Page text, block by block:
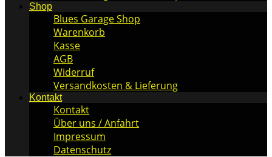
Shop
Blues Garage Shop
Warenkorb
Kasse
AGB
Widerruf
Versandkosten & Lieferung
Kontakt
Kontakt
Über uns / Anfahrt
Impressum
Datenschutz